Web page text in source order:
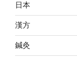
日本
漢方
鍼灸